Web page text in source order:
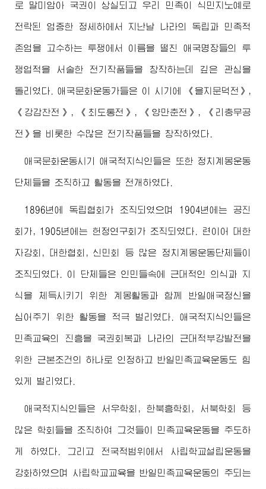
로 말미암아 국권이 상실되고 우리 민족이 식민지노예로
전락된 엄중한 정세하에서 지난날 나라의 독립과 민족적
존엄을 고수하는 투쟁에서 이름을 떨친 애국명장들의 투
쟁업적을 서술한 전기작품들을 창작하는데 깊은 관심을
돌리였다. 애국문화운동가들은 이 시기에 《을지문덕전》,
《강감찬전》, 《최도통전》, 《양만춘전》, 《리충무공
전》을 비롯한 수많은 전기작품들을 창작하였다.
애국문화운동시기 애국적지식인들은 또한 정치계몽운동
단체들을 조직하고 활동을 전개하였다.
1896년에 독립협회가 조직되였으며 1904년에는 공진
회가, 1905년에는 헌정연구회가 조직되였다. 련이어 대한
자강회, 대한협회, 신민회 등 많은 정치계몽운동단체들이
조직되였다. 이 단체들은 인민들속에 근대적인 의식과 지
식을 체득시키기 위한 계몽활동과 함께 반일애국정신을
심어주기 위한 활동을 적극 벌리였다. 애국적지식인들은
민족교육의 진흥을 국권회복과 나라의 근대적부강발전을
위한 근본조건의 하나로 인정하고 반일민족교육운동도 힘
있게 벌리였다.
애국적지식인들은 서우학회, 한북흥학회, 서북학회 등
많은 학회들을 조직하여 그것들이 민족교육운동을 주도하
게 하였다. 그리고 전국적범위에서 사립학교설립운동을
강화하였으며 사립학교교육을 반일민족교육운동의 주되는